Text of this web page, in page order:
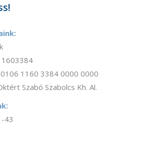
1160 3384 0000 0000
Szabó Szabolcs Kh. Al.
43